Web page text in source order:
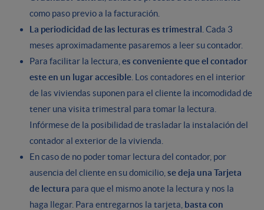
como paso previo a la facturación.
La periodicidad de las lecturas es trimestral . Cada 3
meses aproximadamente pasaremos a leer su contador.
Para facilitar la lectura, es conveniente que el contador
este en un lugar accesible . Los contadores en el interior
de las viviendas suponen para el cliente la incomodidad de
tener una visita trimestral para tomar la lectura.
Infórmese de la posibilidad de trasladar la instalación del
contador al exterior de la vivienda.
En caso de no poder tomar lectura del contador, por
ausencia del cliente en su domicilio, se deja una Tarjeta
de lectura para que el mismo anote la lectura y nos la
haga llegar. Para entregarnos la tarjeta, basta con